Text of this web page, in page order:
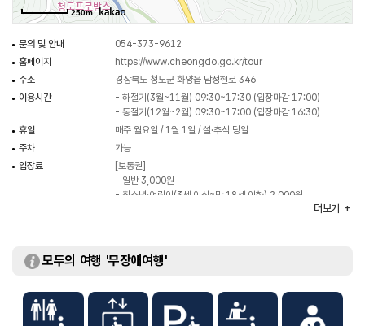
250m
문의 및 안내
054-373-9612
홈페이지
https://www.cheongdo.go.kr/tour
주소
경상북도 청도군 화양읍 남성현로 346
이용시간
- 하절기(3월~11월) 09:30~17:30 (입장마감 17:00)
- 동절기(12월~2월) 09:30~17:00 (입장마감 16:30)
휴일
매주 월요일 / 1월 1일 / 설·추석 당일
주차
가능
입장료
[보통권]
- 일반 3,000원
- 청소년·어린이(3세 이상~만 18세 이하) 2,000원
더보기
모두의 여행 '무장애여행'